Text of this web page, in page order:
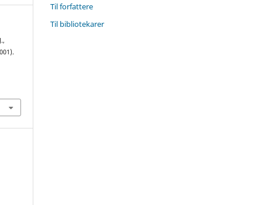
Til forfattere
Til bibliotekarer